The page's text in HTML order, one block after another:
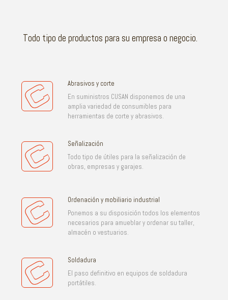
Todo tipo de productos para su empresa o negocio.
Abrasivos y corte
En suministros CUSAN disponemos de una
amplia variedad de consumibles para
herramientas de corte y abrasivos.
Señalización
Todo tipo de útiles para la señalización de
obras, empresas y garajes.
Ordenación y mobiliario industrial
Ponemos a su disposición todos los elementos
necesarios para amueblar y ordenar su taller,
almacén o vestuarios.
Soldadura
El paso definitivo en equipos de soldadura
portátiles.